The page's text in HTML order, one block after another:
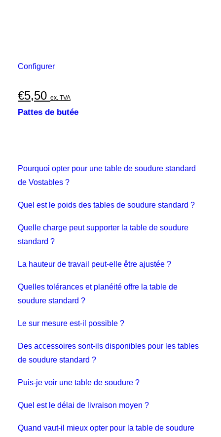
Configurer
€5,50 ex. TVA
Pattes de butée
Pourquoi opter pour une table de soudure standard
de Vostables ?
Quel est le poids des tables de soudure standard ?
Quelle charge peut supporter la table de soudure
standard ?
La hauteur de travail peut-elle être ajustée ?
Quelles tolérances et planéité offre la table de
soudure standard ?
Le sur mesure est-il possible ?
Des accessoires sont-ils disponibles pour les tables
de soudure standard ?
Puis-je voir une table de soudure ?
Quel est le délai de livraison moyen ?
Quand vaut-il mieux opter pour la table de soudure